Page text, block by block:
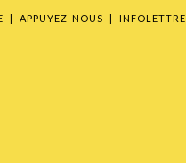
| APPUYEZ-NOUS | INFOLETTRE